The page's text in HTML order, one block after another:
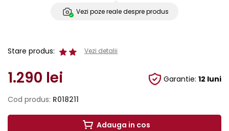
Vezi poze reale despre produs
Stare produs: Vezi detalii
1.290 lei Garantie: 12 luni
Cod produs: R018211
Adauga in cos